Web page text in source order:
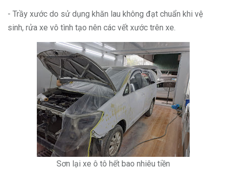
- Trầy xước do sử dụng khăn lau không đạt chuẩn khi vệ
sinh, rửa xe vô tình tạo nên các vết xước trên xe.
Sơn lại xe ô tô hết bao nhiêu tiền